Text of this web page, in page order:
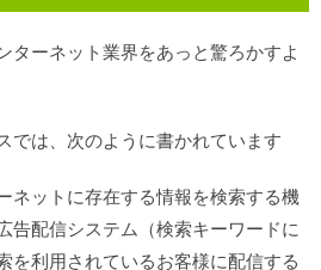
ターネット業界をあっと驚ろかすよ
では、次のように書かれています
ネットに存在する情報を検索する機
告配信システム（検索キーワードに
を利用されているお客様に配信する